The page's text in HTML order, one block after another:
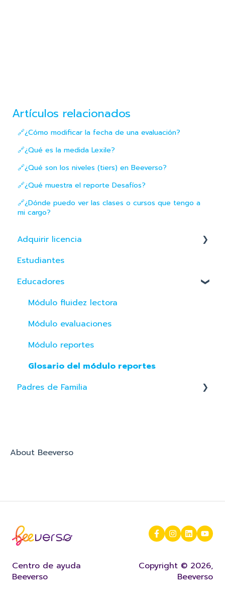
Artículos relacionados
🔗¿Cómo modificar la fecha de una evaluación?
🔗¿Qué es la medida Lexile?
🔗¿Qué son los niveles (tiers) en Beeverso?
🔗¿Qué muestra el reporte Desafíos?
🔗¿Dónde puedo ver las clases o cursos que tengo a
mi cargo?
Adquirir licencia
Perú
Colombia
Estudiantes
Educadores
Módulo fluidez lectora
Módulo evaluaciones
Módulo reportes
Glosario del módulo reportes
Padres de Familia
About Beeverso
Centro de ayuda
Beeverso
Copyright © 2026,
Beeverso